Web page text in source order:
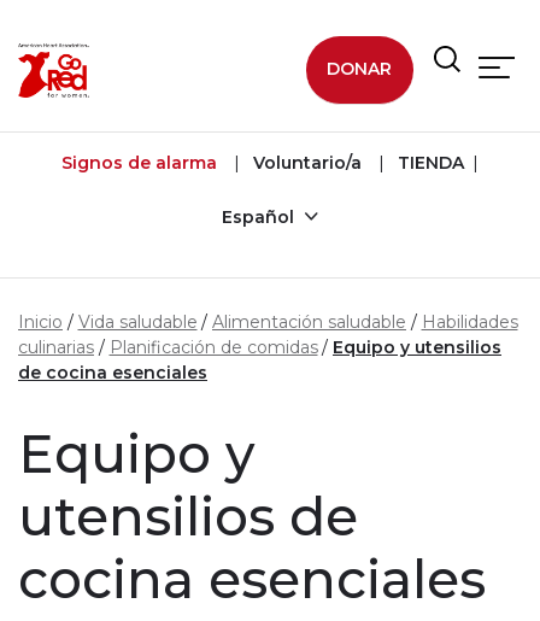
DONAR
Signos de alarma Voluntario/a TIENDA
Español
Inicio Vida saludable Alimentación saludable
Habilidades
culinarias
Planificación de comidas
Equipo y utensilios
de cocina esenciales
Equipo y
utensilios de
cocina esenciales